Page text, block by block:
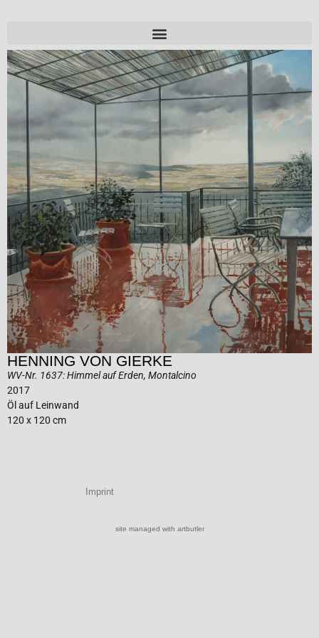
HENNING VON GIERKE
WV-Nr. 1637: Himmel auf Erden, Montalcino
2017
Öl auf Leinwand
120 x 120 cm
Imprint
site managed with artbutler